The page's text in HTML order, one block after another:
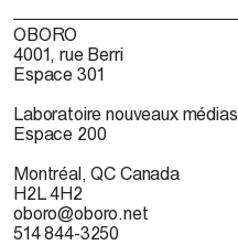
OBORO
4001, rue Berri
Espace 301
Laboratoire nouveaux médias
Espace 200
Montréal, QC Canada
H2L 4H2
oboro@oboro.net
514 844-3250